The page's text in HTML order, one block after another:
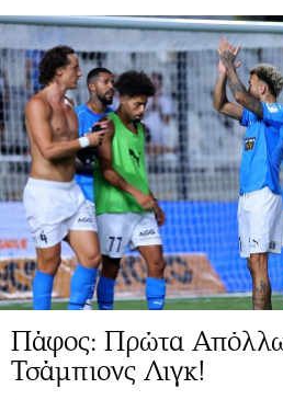
Πάφος: Πρώτα
Τσάμπιονς Λιγκ!